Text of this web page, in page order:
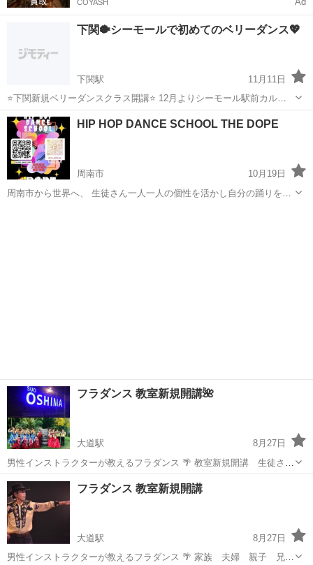
COYASH
下関🐡シーモールで初めてのベリーダンス💖
下関駅
11月11日
⭐️下関新規ベリーダンスクラス開講⭐️ 12月よりシーモール駅前カルチ
ャーセンターにて新規下関ベリーダンスクラス開講予定です✨️ まずは
体験レッスンへ！ （体験レッスン代金1000円） ■日時 第1、3木曜日
10:...
山口 下関市
HIP HOP DANCE SCHOOL THE DOPE
周南市
10月19日
周南市から世界へ、 生徒さん一人一人の個性を活かし自分の踊りを発
フラダンス 教室新規開講🌺
大道駅
8月27日
男性インストラクターが教えるフラダンス 🌴 教室新規開講 生徒さん
大募集🌺 家族 夫婦 親子 兄弟 姉妹 😍 老若男女問いません🌺3
歳から レッスン日 見学無料 体験初回500円 家族で遊びに来て下さ
い🙇‍♂️ 連絡不用...
山口 下関市 大道駅 フラダンス 夫婦
フラダンス 教室新規開講
大道駅
8月27日
男性インストラクターが教えるフラダンス 🌴 家族 夫婦 親子 兄